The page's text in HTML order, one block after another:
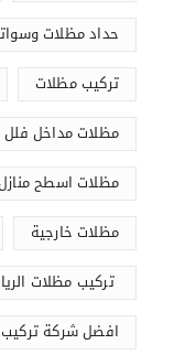
حداد مظلات
تركيب مظلات
مظلات مداخل فلل
مظلات اسطح
مظلات خارجية
تركيب مظلات الرياض
افضل شركة